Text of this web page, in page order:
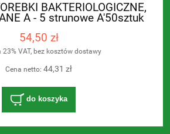
BAKTERIOLOGICZNE,
A - 5 strunowe A'50sztuk
54,50 zł
23% VAT, bez kosztów dostawy
Cena netto: 44,31 zł
do koszyka